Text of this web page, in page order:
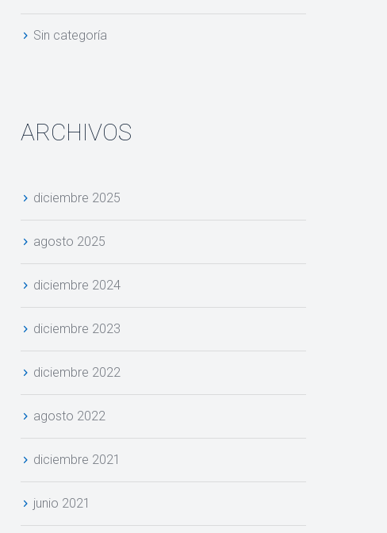
Sin categoría
ARCHIVOS
diciembre 2025
agosto 2025
diciembre 2024
diciembre 2023
diciembre 2022
agosto 2022
diciembre 2021
junio 2021